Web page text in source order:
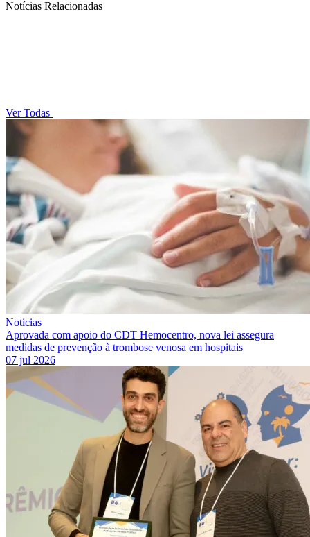
Notícias Relacionadas
Ver Todas
Noticias
Aprovada com apoio do CDT Hemocentro, nova lei assegura
medidas de prevenção à trombose venosa em hospitais
07 jul 2026